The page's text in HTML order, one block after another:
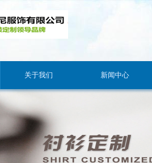
关于我们 新闻中心